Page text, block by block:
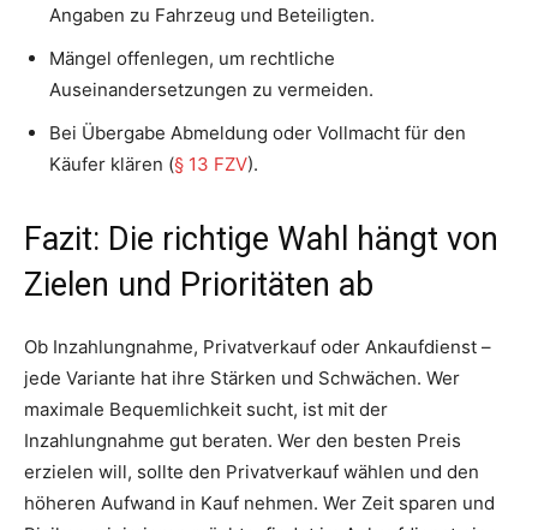
Angaben zu Fahrzeug und Beteiligten.
Mängel offenlegen, um rechtliche
Auseinandersetzungen zu vermeiden.
Bei Übergabe Abmeldung oder Vollmacht für den
Käufer klären (§ 13 FZV).
Fazit: Die richtige Wahl hängt von
Zielen und Prioritäten ab
Ob Inzahlungnahme, Privatverkauf oder Ankaufdienst –
jede Variante hat ihre Stärken und Schwächen. Wer
maximale Bequemlichkeit sucht, ist mit der
Inzahlungnahme gut beraten. Wer den besten Preis
erzielen will, sollte den Privatverkauf wählen und den
höheren Aufwand in Kauf nehmen. Wer Zeit sparen und